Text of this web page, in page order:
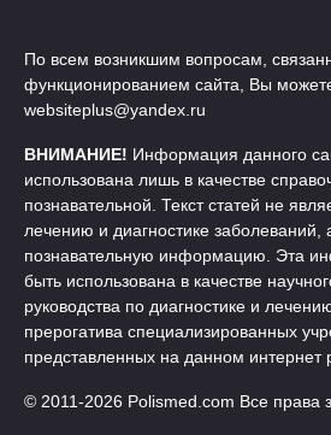
По всем возникшим вопросам,
функционированием сайта, Вы
websiteplus@yandex.ru
ВНИМАНИЕ! Информация данного
использована лишь в качестве
познавательной. Текст статей не
лечению и диагностике заболеваний,
познавательную информацию. Эта
быть использована в качестве
руководства по диагностике и
прерогатива специализированных
представленных на данном интернет
© 2011-2026 Polismed.com Все